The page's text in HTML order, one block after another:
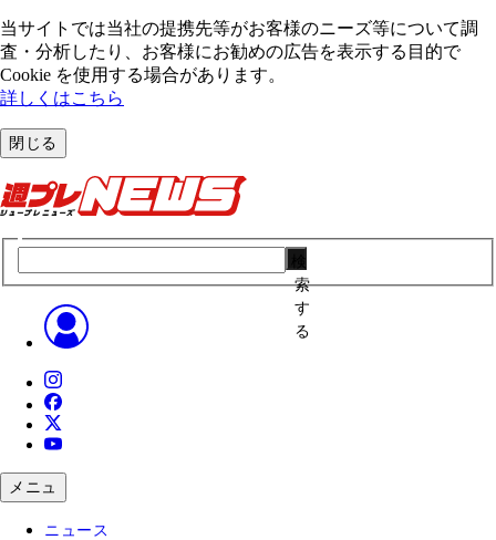
当サイトでは当社の提携先等がお客様のニーズ等について調
査・分析したり、お客様にお勧めの広告を表⽰する⽬的で
Cookie を使⽤する場合があります。
詳しくはこちら
閉じる
索
す
る
メニュ
ニュース